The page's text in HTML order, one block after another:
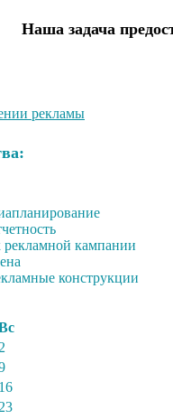
Наша задача
рекламной кампании
конструкции
2
16
23